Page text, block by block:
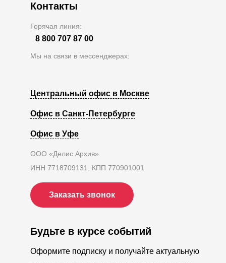
Контакты
Горячая линия:
8 800 707 87 00
Мы на связи в мессенджерах:
Центральный офис в Москве
Офис в Санкт-Петербурге
Офис в Уфе
ООО «Делис Архив»
ИНН 7718709131, КПП 770901001
Заказать звонок
Будьте в курсе событий
Оформите подписку и получайте актуальную